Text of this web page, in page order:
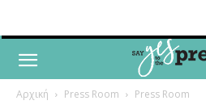
Αρχική Press Room Press Room